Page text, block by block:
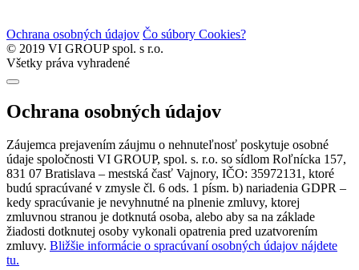
Ochrana osobných údajov Čo súbory Cookies?
© 2019 VI GROUP spol. s r.o.
Všetky práva vyhradené
Ochrana osobných údajov
Záujemca prejavením záujmu o nehnuteľnosť poskytuje osobné
údaje spoločnosti VI GROUP, spol. s. r.o. so sídlom Roľnícka 157,
831 07 Bratislava – mestská časť Vajnory, IČO: 35972131, ktoré
budú spracúvané v zmysle čl. 6 ods. 1 písm. b) nariadenia GDPR –
kedy spracúvanie je nevyhnutné na plnenie zmluvy, ktorej
zmluvnou stranou je dotknutá osoba, alebo aby sa na základe
žiadosti dotknutej osoby vykonali opatrenia pred uzatvorením
zmluvy. Bližšie informácie o spracúvaní osobných údajov nájdete
tu.